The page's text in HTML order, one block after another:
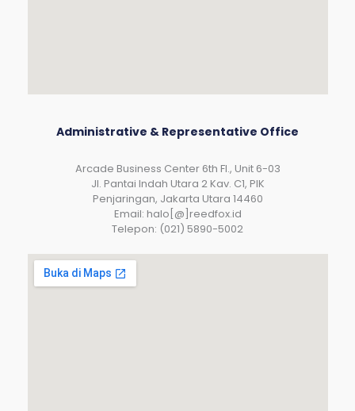
Administrative & Representative Office
Arcade Business Center 6th Fl., Unit 6-03
JI. Pantai Indah Utara 2 Kav. C1, PIK
Penjaringan, Jakarta Utara 14460
Email: halo[@]reedfox.id
Telepon: (021) 5890-5002